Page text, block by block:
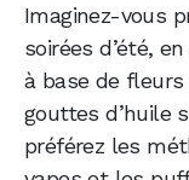
Imaginez-vous
soirées d’été,
à base de
gouttes d’huile
préférez les